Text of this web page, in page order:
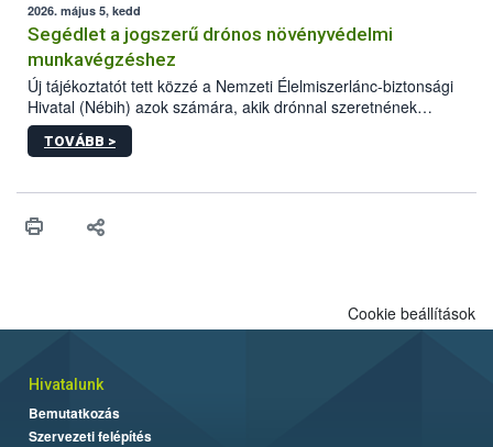
mennyiségének esetenként a kezelt terményeken is jelen kell
lennie. Nem minden élelmiszer tartalmaz szermaradékot.
Azokban az élelmiszerekben is, melyekben kimutathatóak,
általában csak nagyon kis mennyiségben vannak jelen, így nem
jelenthetnek kockázatot a fogyasztó egészségére nézve.
2026. május 5, kedd
Segédlet a jogszerű drónos növényvédelmi
munkavégzéshez
Új tájékoztatót tett közzé a Nemzeti Élelmiszerlánc-biztonsági
Hivatal (Nébih) azok számára, akik drónnal szeretnének
növényvédelmi vagy tápanyag-gazdálkodási tevékenységet
végezni Magyarországon. Az összefoglaló részletesen
műszaki és hatósági feltételek.
TOVÁBB >
Cookie beállítások
Hivatalunk
Bemutatkozás
Szervezeti felépítés